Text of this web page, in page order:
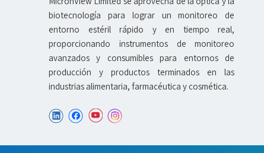
biotecnología para lograr un monitoreo de
entorno estéril rápido y en tiempo real,
proporcionando instrumentos de monitoreo
avanzados y consumibles para entornos de
producción y productos terminados en las
industrias alimentaria, farmacéutica y cosmética.